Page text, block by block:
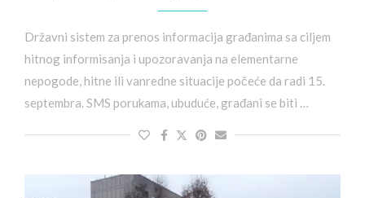
Državni sistem za prenos informacija građanima sa ciljem
hitnog informisanja i upozoravanja na elementarne
nepogode, hitne ili vanredne situacije počeće da radi 15.
septembra. SMS porukama, ubuduće, građani se biti …